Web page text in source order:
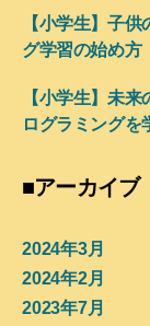
【小学生】子
グ学習の始め方
【小学生】未
ログラミングを
■アーカイブ
2024年3月
2024年2月
2023年7月